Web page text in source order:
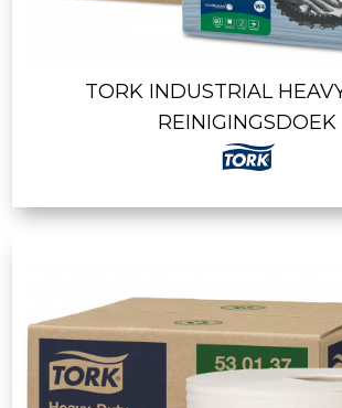
TORK INDUSTRIAL
REINIGINGSDOEK